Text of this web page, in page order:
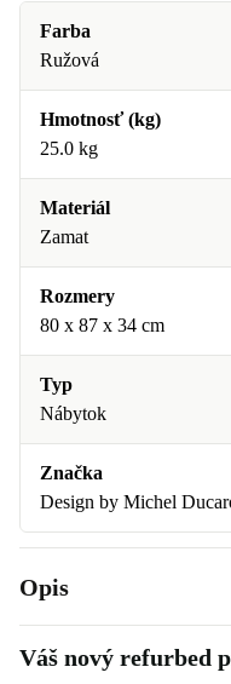
Farba
Ružová
Hmotnosť (kg)
25.0 kg
Materiál
Zamat
Rozmery
80 x 87 x 34 cm
Typ
Nábytok
Značka
Design by Michel
Opis
Váš nový refurbed